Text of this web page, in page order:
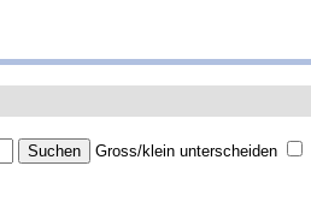
Gross/klein unterscheiden